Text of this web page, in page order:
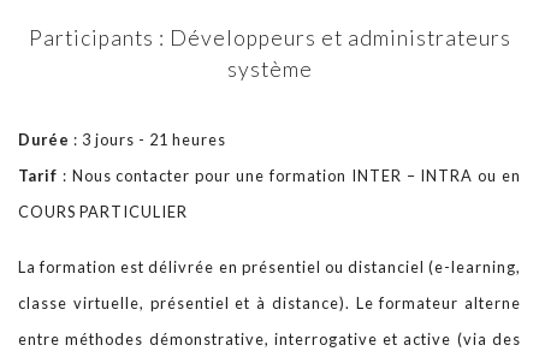
Qui sommes-nous ?
Contact
Participants : Développeurs et administrateurs
système
Durée : 3 jours - 21 heures
Tarif : Nous contacter pour une formation INTER – INTRA ou en
COURS PARTICULIER
La formation est délivrée en présentiel ou distanciel (e-learning,
classe virtuelle, présentiel et à distance). Le formateur alterne
entre méthodes démonstrative, interrogative et active (via des